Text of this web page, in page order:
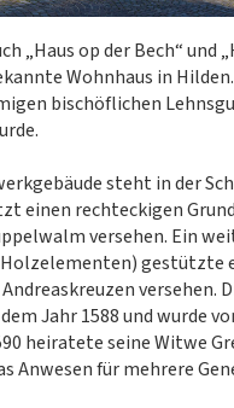
„Haus op der Bech“ und
Wohnhaus in
bischöflichen
steht in der
einen rechteckigen
versehen. Ein
gestützte
Jahr 1588 und wurde
heiratete seine Witwe
Anwesen für mehrere